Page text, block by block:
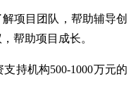
项目团队，帮助辅导创
帮助项目成长。
持机构500-1000万元的